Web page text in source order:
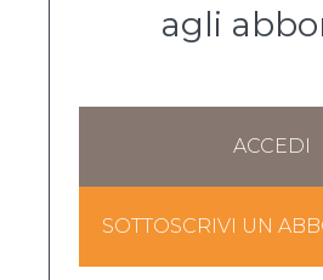
agli
ACCEDI
SOTTOSCRIVI UN